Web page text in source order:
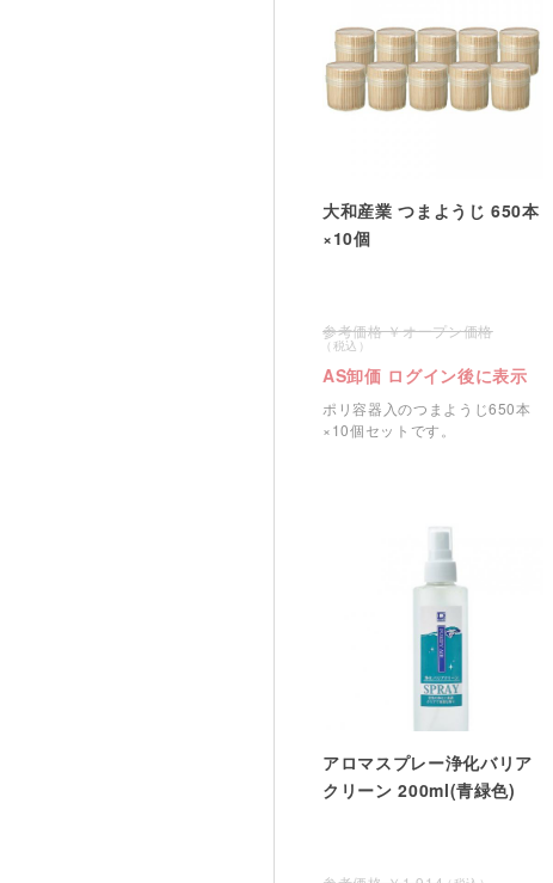
大和産業 つまようじ 650本
×10個
オープン価格
AS卸価 ログイン後に表示
ポリ容器入のつまようじ650本
×10個セットです。
アロマスプレー浄化バリア
クリーン 200ml(青緑色)